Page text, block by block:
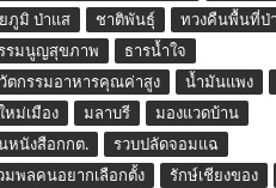
ภูมิ ป่าแส
ชาติพันธุ์
ทวงคืนพื้นที่ป่
รมนูญสุขภาพ
ธารน้ำใจ
ตกรรมอาหารคุณค่าสูง
น้ำมันแพง
หม่เมือง
มลาบรี
มองแวดบ้าน
หนังสือกกต.
รวบปลัดจอมแฉ
มพลคนอยากเลือกตั้ง
รักษ์เชียงของ